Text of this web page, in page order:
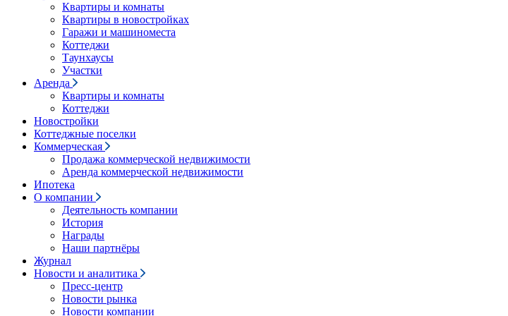
Квартиры и комнаты
Квартиры в новостройках
Гаражи и машиноместа
Коттеджи
Таунхаусы
Участки
Аренда
Квартиры и комнаты
Коттеджи
Новостройки
Коттеджные поселки
Коммерческая
Продажа коммерческой недвижимости
Аренда коммерческой недвижимости
Ипотека
О компании
Деятельность компании
История
Награды
Наши партнёры
Журнал
Новости и аналитика
Пресс-центр
Новости рынка
Новости компании